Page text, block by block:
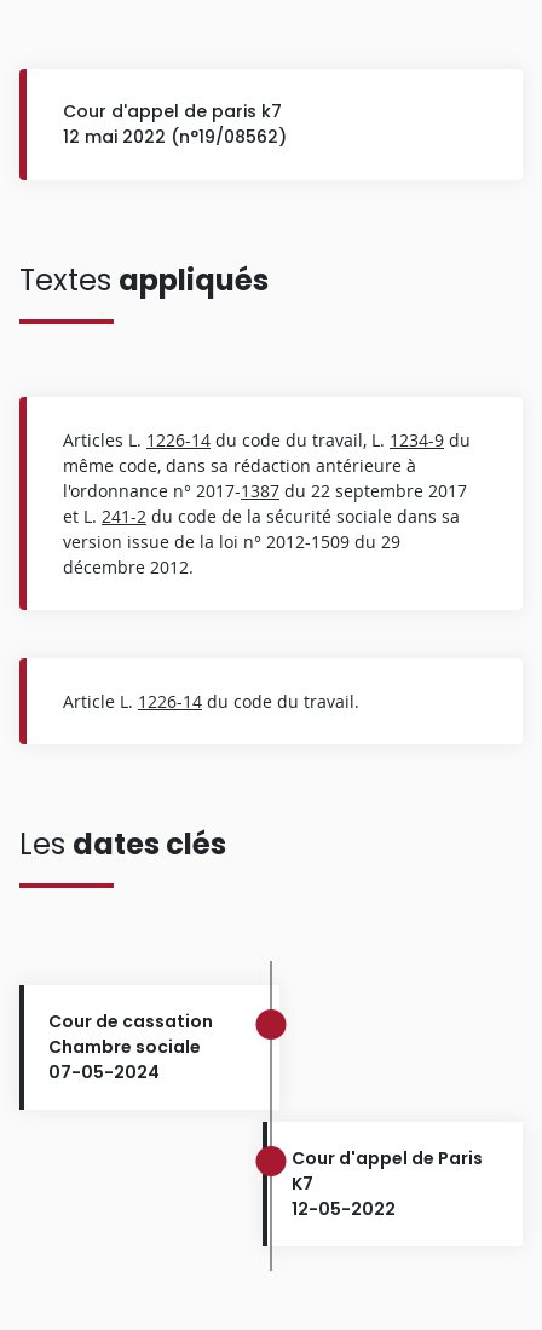
Cour d'appel de paris k7
12 mai 2022 (n°19/08562)
Textes appliqués
Articles L. 1226-14 du code du travail, L. 1234-9 du
même code, dans sa rédaction antérieure à
l'ordonnance n° 2017-1387 du 22 septembre 2017
et L. 241-2 du code de la sécurité sociale dans sa
version issue de la loi n° 2012-1509 du 29
décembre 2012.
Article L. 1226-14 du code du travail.
Les dates clés
Cour de cassation
Chambre sociale
07-05-2024
Cour d'appel de Paris
K7
12-05-2022